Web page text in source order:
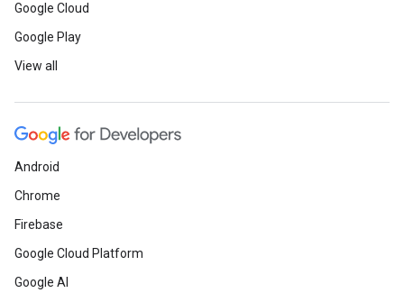
Google Cloud
Google Play
View all
Android
Chrome
Firebase
Google Cloud Platform
Google AI